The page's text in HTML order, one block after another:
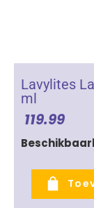
Lavylites
ml
119.99
Lavylites
Auricum